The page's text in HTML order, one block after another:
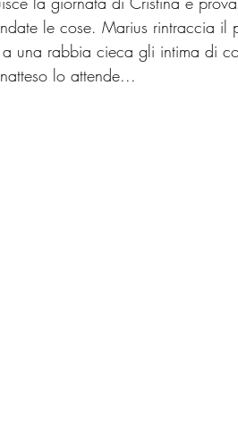
le cose. Marius rintraccia il
una rabbia cieca gli intima di
lo attende...